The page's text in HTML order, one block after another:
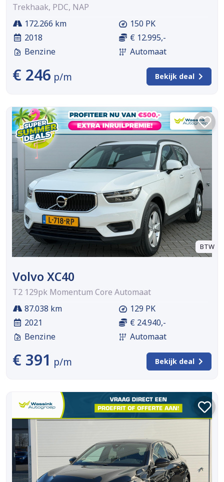
Trekhaak, PDC, NAP
172.266 km
2018
Benzine
150 PK
€ 12.995,-
Automaat
€ 246 p/m Bekijk deal
BTW
Volvo XC40
T2 129pk Momentum Core Automaat
87.038 km
2021
Benzine
129 PK
€ 24.940,-
Automaat
€ 391 p/m Bekijk deal